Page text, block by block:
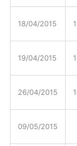
18/04/2015
19/04/2015
26/04/2015
09/05/2015